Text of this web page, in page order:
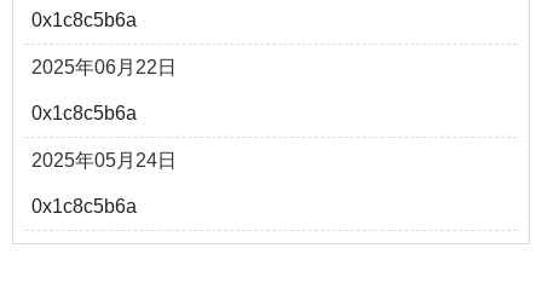
0x1c8c5b6a
2025年06月22日
0x1c8c5b6a
2025年05月24日
0x1c8c5b6a